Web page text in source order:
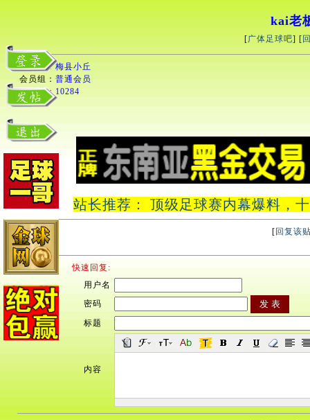
kai老
[广体足球吧] [
用户名：梅县小丘
会员组： 普通会员
积分：10284
站长推荐： 顶级足球赛内幕爆料，
[ 回复该
快速回复:
用户名
密码
标题
内容